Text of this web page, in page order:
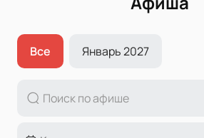
Все Январь 2027